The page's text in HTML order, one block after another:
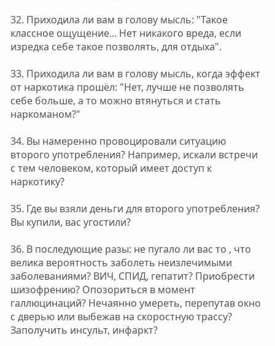
32. Приходила ли вам в голову мысль: "Такое
классное ощущение... Нет никакого вреда, если
изредка себе такое позволять, для отдыха".
33. Приходила ли вам в голову мысль, когда эффект
от наркотика прошёл: "Нет, лучше не позволять
себе больше, а то можно втянуться и стать
наркоманом?"
34. Вы намеренно провоцировали ситуацию
второго употребления? Например, искали встречи
с тем человеком, который имеет доступ к
наркотику?
35. Где вы взяли деньги для второго употребления?
Вы купили, вас угостили?
36. В последующие разы: не пугало ли вас то , что
велика вероятность заболеть неизлечимыми
заболеваниями? ВИЧ, СПИД, гепатит? Приобрести
шизофрению? Опозориться в момент
галлюцинаций? Нечаянно умереть, перепутав окно
с дверью или выбежав на скоростную трассу?
Заполучить инсульт, инфаркт?